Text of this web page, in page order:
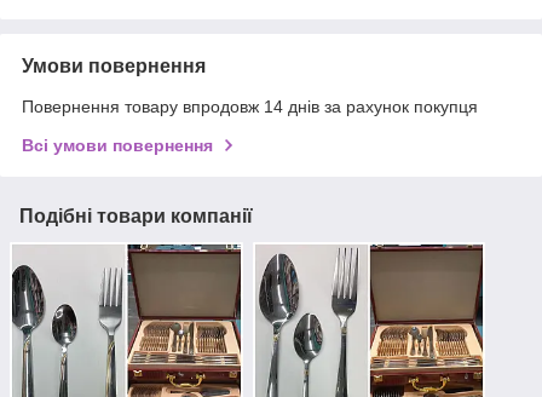
Умови повернення
Повернення товару впродовж 14 днів за рахунок покупця
Всі умови повернення
Подібні товари компанії